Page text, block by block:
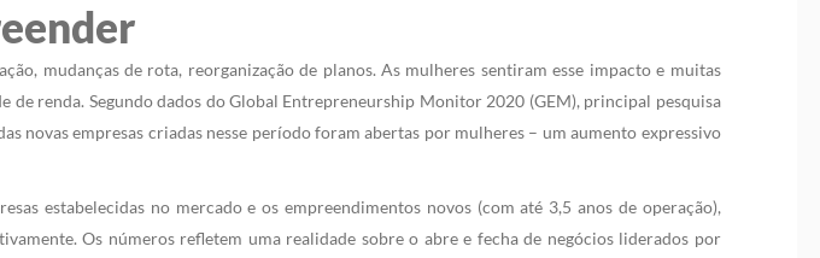
mudanças de rota, reorganização de planos. As mulheres sentiram esse impacto e muitas
renda. Segundo dados do Global Entrepreneurship Monitor 2020 (GEM), principal pesquisa
novas empresas criadas nesse período foram abertas por mulheres – um aumento expressivo
estabelecidas no mercado e os empreendimentos novos (com até 3,5 anos de operação),
Os números refletem uma realidade sobre o abre e fecha de negócios liderados por